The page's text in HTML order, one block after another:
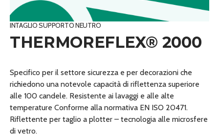
INTAGLIO SUPPORTO NEUTRO
THERMOREFLEX® 2000
Specifico per il settore sicurezza e per decorazioni che
richiedono una notevole capacità di riflettenza superiore
alle 100 candele. Resistente ai lavaggi e alle alte
temperature Conforme alla normativa EN ISO 20471.
Riflettente per taglio a plotter – tecnologia alle microsfere
di vetro.